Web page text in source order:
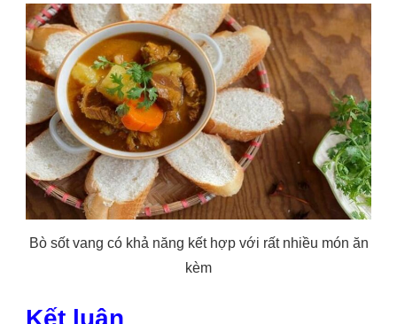
Bò sốt vang có khả năng kết hợp với rất nhiều món ăn
kèm
Kết luận